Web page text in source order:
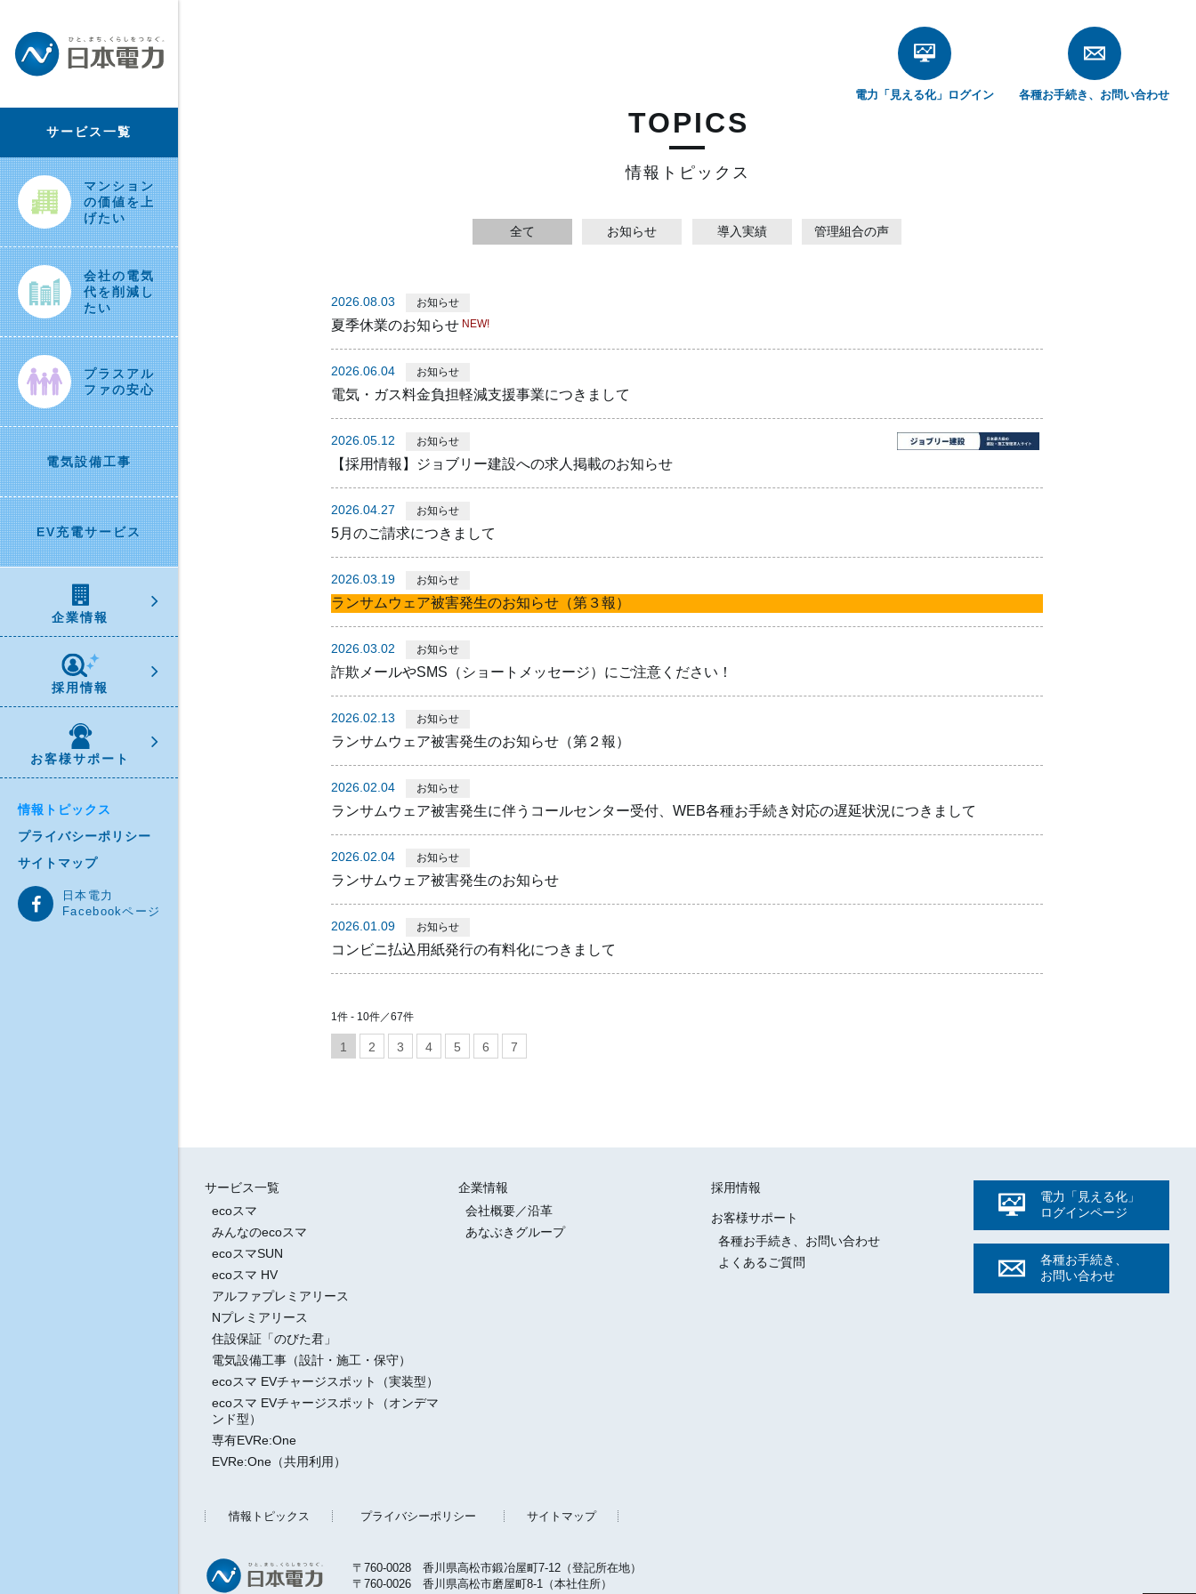
サービス一覧
マンション
の価値を上
げたい
会社の電気
代を削減し
たい
プラスアル
ファの安心
電気設備工事
EV充電サービス
企業情報
採用情報
お客様サポート
情報トピックス
プライバシーポリシー
サイトマップ
日本電力
Facebookページ
電力「見える化」 ログイン 各種お手続き、 お問い合わせ
TOPICS
情報トピックス
全て お知らせ 導入実績 管理組合の声
2026.08.03 お知らせ
夏季休業のお知らせ
2026.06.04 お知らせ
電気・ガス料金負担軽減支援事業につきまして
2026.05.12 お知らせ
【採用情報】ジョブリー建設への求人掲載のお知らせ
2026.04.27 お知らせ
5月のご請求につきまして
2026.03.19 お知らせ
ランサムウェア被害発生のお知らせ（第３報）
2026.03.02 お知らせ
詐欺メールやSMS（ショートメッセージ）にご注意ください！
2026.02.13 お知らせ
ランサムウェア被害発生のお知らせ（第２報）
2026.02.04 お知らせ
ランサムウェア被害発生に伴うコールセンター受付、WEB各種お手続き対応の遅延状況につきまして
2026.02.04 お知らせ
ランサムウェア被害発生のお知らせ
2026.01.09 お知らせ
コンビニ払込用紙発行の有料化につきまして
1件 - 10件／67件
1 2 3 4 5 6 7
サービス一覧
ecoスマ
みんなのecoスマ
ecoスマSUN
ecoスマ HV
アルファプレミアリース
Nプレミアリース
住設保証「のびた君」
電気設備工事（設計・施工・保守）
ecoスマ EVチャージスポット（実装型）
ecoスマ EVチャージスポット（オンデマ
ンド型）
専有EVRe:One
EVRe:One（共用利用）
企業情報
会社概要／沿革
あなぶきグループ
採用情報
お客様サポート
各種お手続き、お問い合わせ
よくあるご質問
電力「見える化」
ログインページ
各種お手続き、
お問い合わせ
情報トピックス プライバシーポリシー サイトマップ
〒760-0028 香川県高松市鍛冶屋町7-12（登記所在地）
〒760-0026 香川県高松市磨屋町8-1（本社住所）